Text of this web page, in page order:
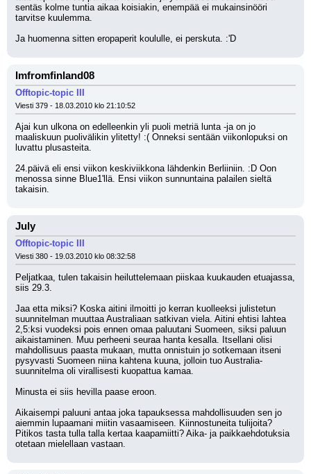
sentäs kolme tuntia aikaa koisiakin, enempää ei mukainsinööri
tarvitse kuulemma.
Ja huomenna sitten eropaperit koululle, ei perskuta. :'D
Imfromfinland08
Offtopic-topic III
Viesti 379 - 18.03.2010 klo 21:10:52
Ajai kun ulkona on edelleenkin yli puoli metriä lunta -ja on jo
maaliskuun puolivälikin ylitetty! :( Onneksi sentään viikonlopuksi on
luvattu plusasteita.
24.päivä eli ensi viikon keskiviikkona lähdenkin Berliiniin. :D Oon
menossa sinne Blue1'llä. Ensi viikon sunnuntaina palailen sieltä
takaisin.
July
Offtopic-topic III
Viesti 380 - 19.03.2010 klo 08:32:58
Peljatkaa, tulen takaisin heiluttelemaan piiskaa kuukauden etuajassa,
siis 29.3.
Jaa etta miksi? Koska aitini ilmoitti jo kerran kuolleeksi julistetun
suunnitelman muuttaa Australiaan satkivan viela. Aitini ehtisi lahtea
2,5:ksi vuodeksi pois ennen omaa paluutani Suomeen, siksi paluun
aikaistaminen. Muu perheeni seuraa hanta kesalla. Itsellani olisi
mahdollisuus paasta mukaan, mutta onnistuin jo sotkemaan itseni
pysyvasti Suomeen niina kahtena kuuna, jolloin tuo Australia-
suunnitelma oli virallisesti kuopattua kamaa.
Minusta ei siis hevilla paase eroon.
Aikaisempi paluuni antaa joka tapauksessa mahdollisuuden sen jo
aiemmin lupaamani miitin vasaamiseen. Kiinnostuneita tulijoita?
Pitikos tasta tulla talla kertaa kaapamiitti? Aika- ja paikkaehdotuksia
otetaan mielellaan vastaan.